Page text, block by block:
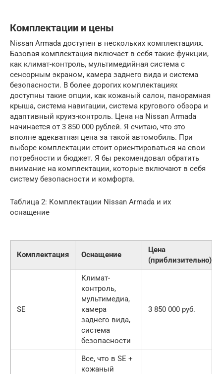
Комплектации и цены
Nissan Armada доступен в нескольких комплектациях.
Базовая комплектация включает в себя такие функции,
как климат-контроль, мультимедийная система с
сенсорным экраном, камера заднего вида и система
безопасности. В более дорогих комплектациях
доступны такие опции, как кожаный салон, панорамная
крыша, система навигации, система кругового обзора и
адаптивный круиз-контроль. Цена на Nissan Armada
начинается от 3 850 000 рублей. Я считаю, что это
вполне адекватная цена за такой автомобиль. При
выборе комплектации стоит ориентироваться на свои
потребности и бюджет. Я бы рекомендовал обратить
внимание на комплектации, которые включают в себя
систему безопасности и комфорта.
Таблица 2: Комплектации Nissan Armada и их
оснащение
Комплектация Оснащение
Цена
(приблизительно)
SE
Климат-
контроль,
мультимедиа,
камера
заднего вида,
система
безопасности
3 850 000 руб.
Все, что в SE +
кожаный